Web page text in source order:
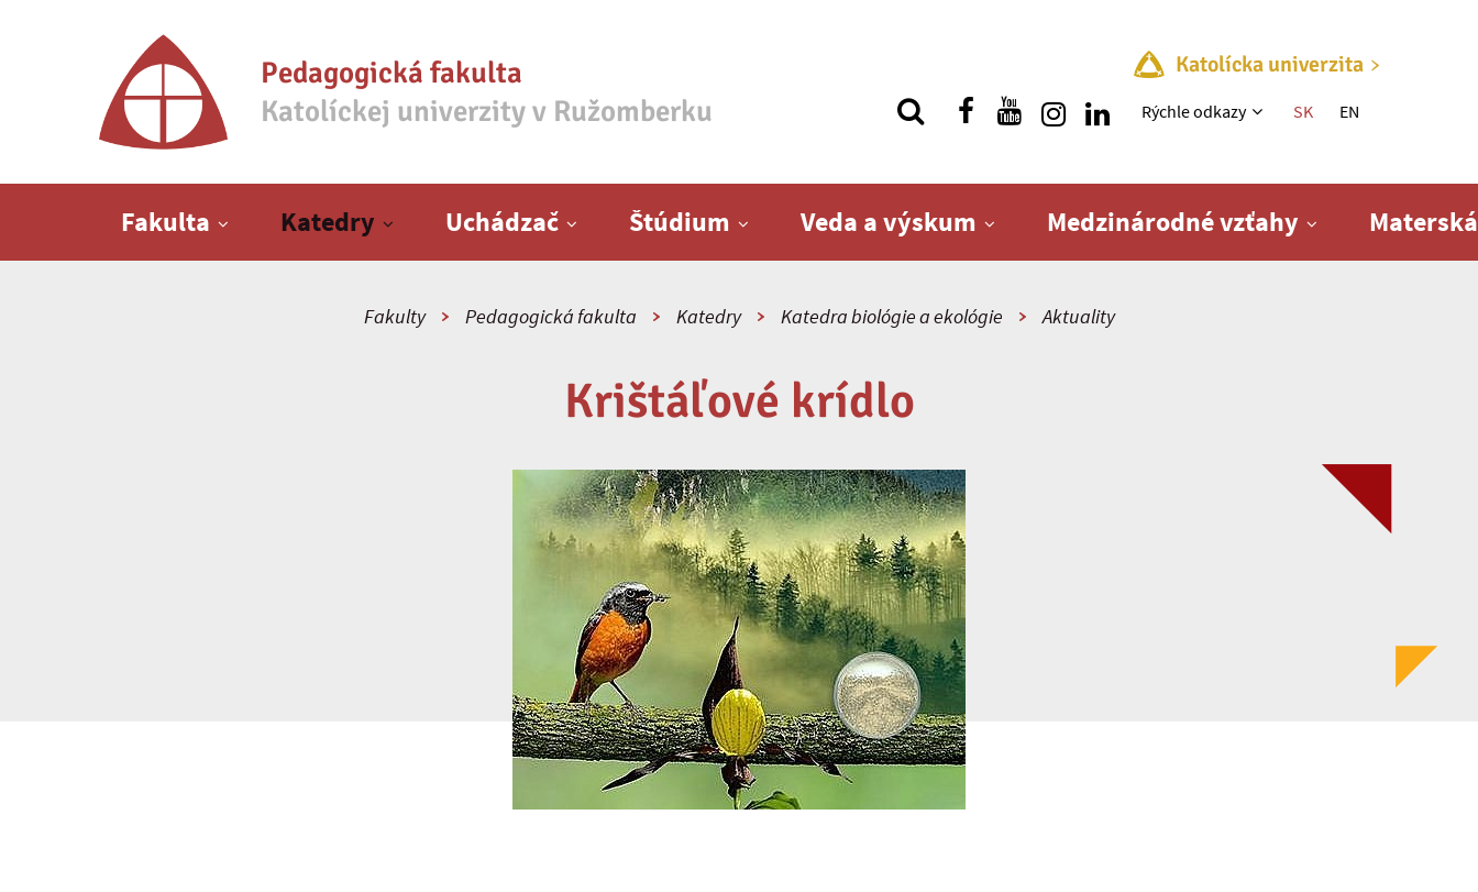
Pedagogická fakulta
Katolíckej univerzity v Ružomberku
Katolícka univerzita
Rýchle menu
Rýchle odkazy SK EN
Fakulta Katedry Uchádzač Štúdium Veda a výskum Medzinárodné vzťahy
Fakulty Pedagogická fakulta Katedry Katedra biológie a ekológie Aktuality
Krištáľové krídlo